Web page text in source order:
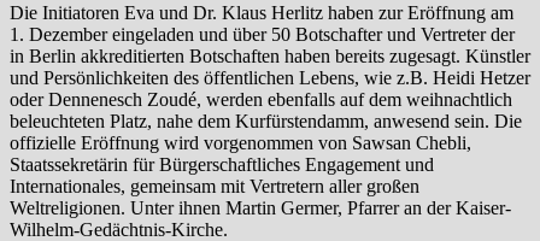
Die Initiatoren Eva und Dr. Klaus Herlitz haben zur Eröffnung am
1. Dezember eingeladen und über 50 Botschafter und Vertreter der
in Berlin akkreditierten Botschaften haben bereits zugesagt. Künstler
und Persönlichkeiten des öffentlichen Lebens, wie z.B. Heidi Hetzer
oder Dennenesch Zoudé, werden ebenfalls auf dem weihnachtlich
beleuchteten Platz, nahe dem Kurfürstendamm, anwesend sein. Die
offizielle Eröffnung wird vorgenommen von Sawsan Chebli,
Staatssekretärin für Bürgerschaftliches Engagement und
Internationales, gemeinsam mit Vertretern aller großen
Weltreligionen. Unter ihnen Martin Germer, Pfarrer an der Kaiser-
Wilhelm-Gedächtnis-Kirche.